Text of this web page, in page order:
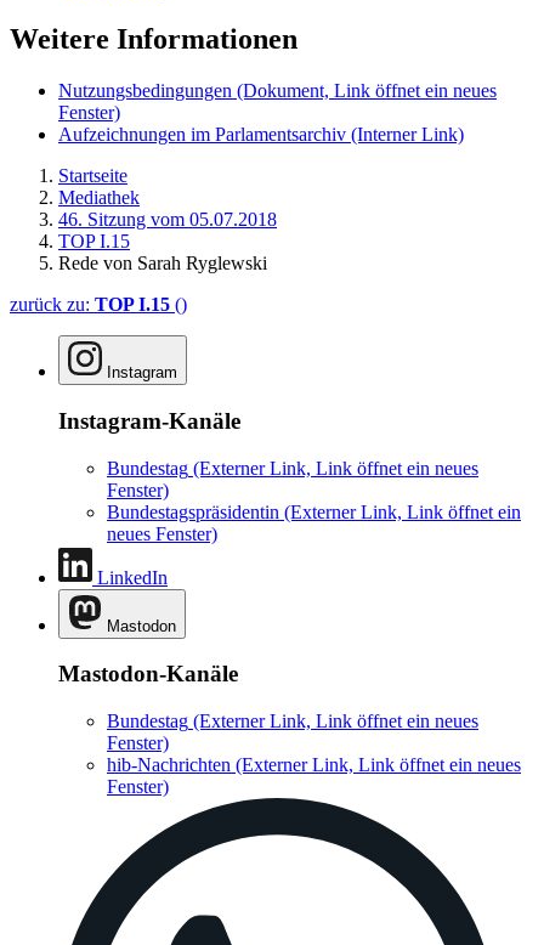
Weitere Informationen
Nutzungsbedingungen (Dokument, Link öffnet ein neues
Fenster)
Aufzeichnungen im Parlamentsarchiv (Interner Link)
Startseite
Mediathek
46. Sitzung vom 05.07.2018
TOP I.15
Rede von Sarah Ryglewski
zurück zu: TOP I.15 ()
Instagram
Instagram-Kanäle
Bundestag (Externer Link, Link öffnet ein neues
Fenster)
Bundestagspräsidentin (Externer Link, Link öffnet ein
neues Fenster)
LinkedIn
Mastodon
Mastodon-Kanäle
Bundestag (Externer Link, Link öffnet ein neues
Fenster)
hib-Nachrichten (Externer Link, Link öffnet ein neues
Fenster)